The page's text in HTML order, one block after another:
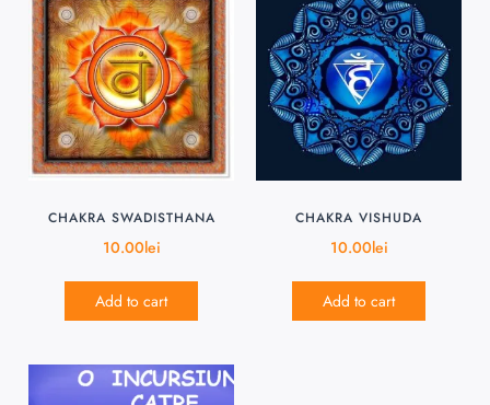
CHAKRA SWADISTHANA
10.00lei
Add to cart
CHAKRA VISHUDA
10.00lei
Add to cart